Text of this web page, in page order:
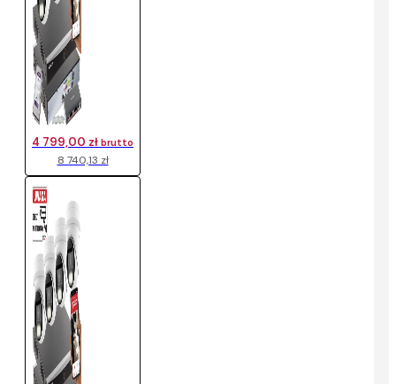
8 740,13 zł
4 799,00 zł brutto